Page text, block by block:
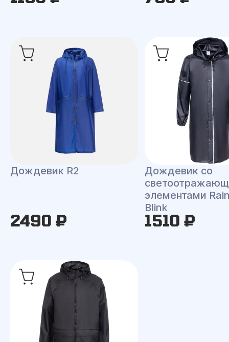
Дождевик R2
2490 ₽
Дождевик со
элементами
Blink
1510 ₽